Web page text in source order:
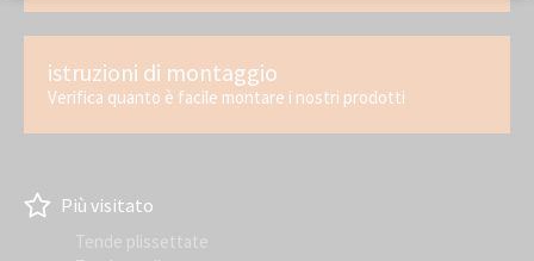
istruzioni di montaggio
Verifica quanto è facile montare i nostri prodotti
Più visitato
Tende plissettate